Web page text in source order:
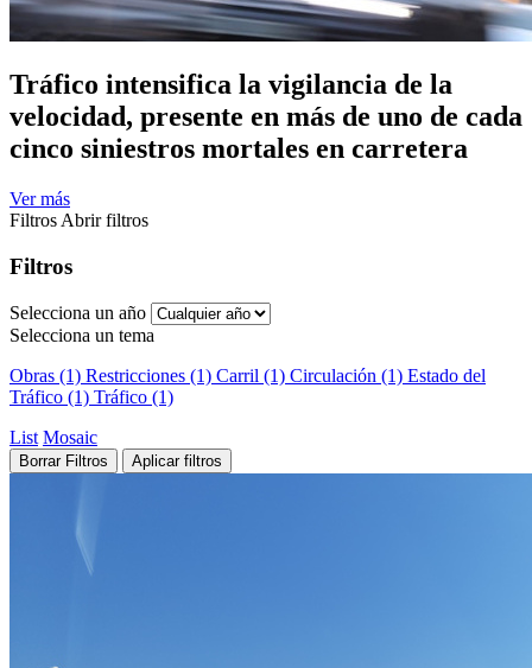
Tráfico intensifica la vigilancia de la
velocidad, presente en más de uno de cada
cinco siniestros mortales en carretera
Ver más
Filtros Abrir filtros
Filtros
Selecciona un año
Selecciona un tema
Obras (1) Restricciones (1) Carril (1) Circulación (1) Estado del
Tráfico (1) Tráfico (1)
List Mosaic
Borrar Filtros Aplicar filtros